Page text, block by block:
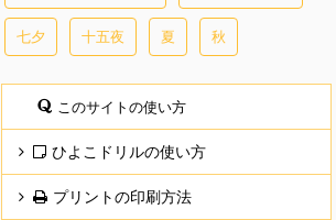
七夕 十五夜 夏 秋
このサイトの使い方
ひよこドリルの使い方
プリントの印刷方法